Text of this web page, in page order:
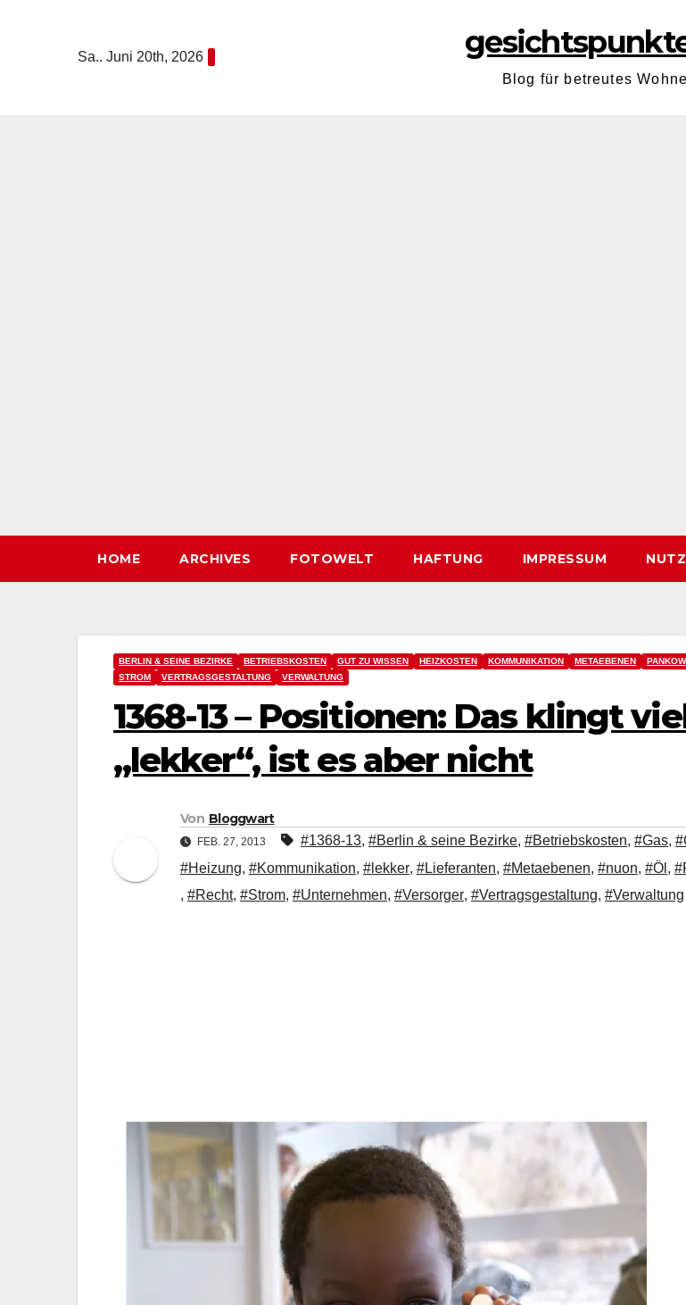
Sa.. Juni 20th, 2026
Blog für betreutes
HOME ARCHIVES FOTOWELT HAFTUNG IMPRESSUM
BERLIN & SEINE BEZIRKE BETRIEBSKOSTEN GUT ZU WISSEN HEIZKOSTEN KOMMUNIKATION METAEBENEN PANKOW
STROM
VERTRAGSGESTALTUNG VERWALTUNG
1368-13 – Positionen: Das klingt
„lekker“, ist es aber nicht
Von Bloggwart
FEB. 27, 2013 #1368-13, #Berlin & seine Bezirke, #Betriebskosten, #Gas,
#Heizung, #Kommunikation, #lekker, #Lieferanten, #Metaebenen, #nuon, #Öl ,
, #Recht, #Strom, #Unternehmen, #Versorger, #Vertragsgestaltung, #Verwaltung